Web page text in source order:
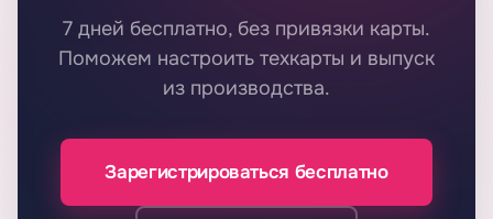
7 дней бесплатно, без привязки карты.
Поможем настроить техкарты и выпуск
из производства.
Зарегистрироваться бесплатно